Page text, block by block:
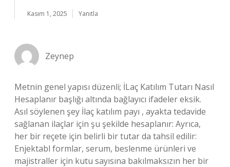
Kasım 1, 2025 Yanıtla
Zeynep
Metnin genel yapısı düzenli; İLaç Katılım Tutarı Nasıl
Hesaplanır başlığı altında bağlayıcı ifadeler eksik.
Asıl söylenen şey İlaç katılım payı , ayakta tedavide
sağlanan ilaçlar için şu şekilde hesaplanır: Ayrıca,
her bir reçete için belirli bir tutar da tahsil edilir:
Enjektabl formlar, serum, beslenme ürünleri ve
majistraller için kutu sayısına bakılmaksızın her bir